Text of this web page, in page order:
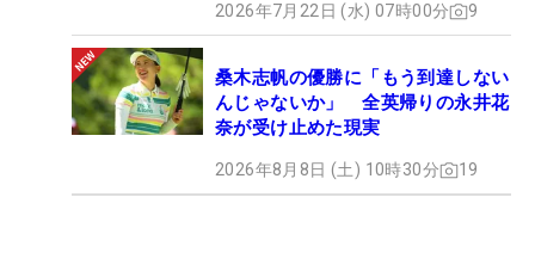
2026年7月22日 (水) 07時00分 9
桑木志帆の優勝に「もう到達しない
んじゃないか」 全英帰りの永井花
奈が受け止めた現実
2026年8月8日 (土) 10時30分 19